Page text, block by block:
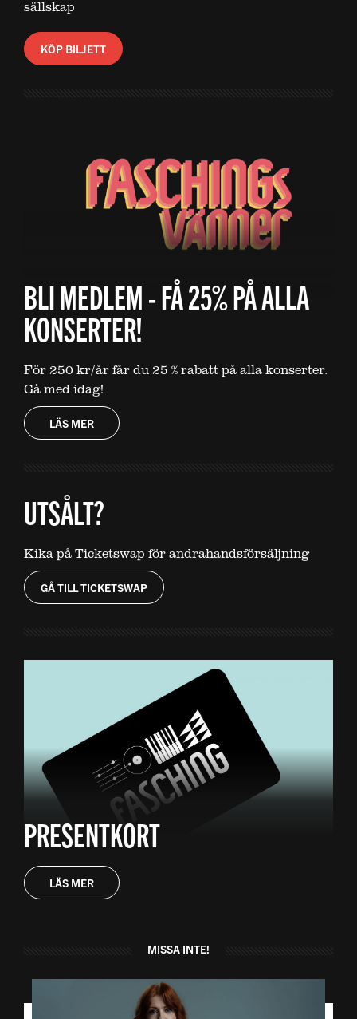
sällskap
KÖP BILJETT
BLI MEDLEM - FÅ 25% PÅ ALLA
KONSERTER!
För 250 kr/år får du 25 % rabatt på alla konserter.
Gå med idag!
LÄS MER
UTSÅLT?
Kika på Ticketswap för andrahandsförsäljning
GÅ TILL TICKETSWAP
PRESENTKORT
LÄS MER
MISSA INTE!